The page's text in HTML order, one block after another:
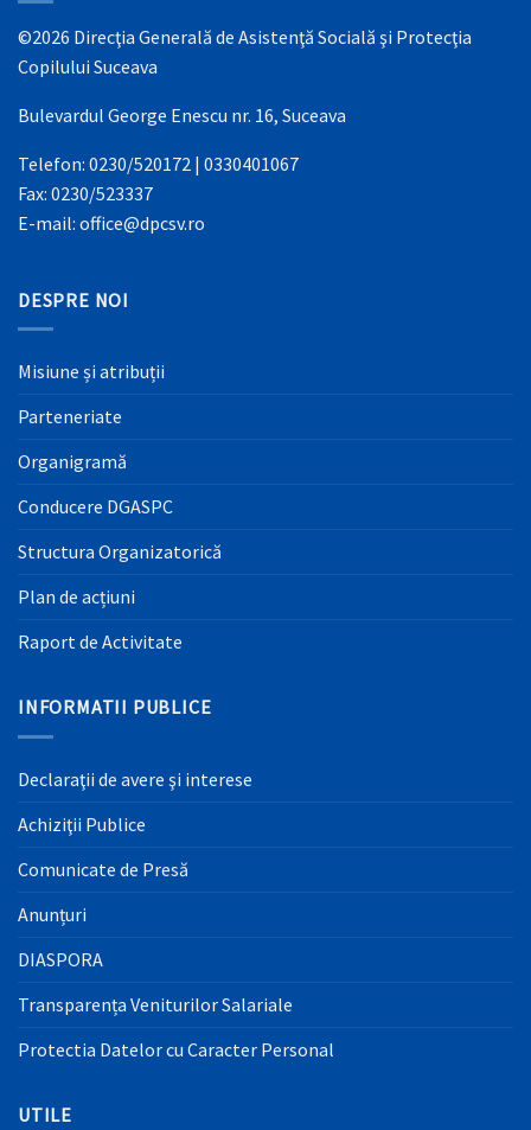
©2026 Direcţia Generală de Asistenţă Socială şi Protecţia
Copilului Suceava
Bulevardul George Enescu nr. 16, Suceava
Telefon: 0230/520172 | 0330401067
Fax: 0230/523337
E-mail: office@dpcsv.ro
DESPRE NOI
Misiune și atribuții
Parteneriate
Organigramă
Conducere DGASPC
Structura Organizatorică
Plan de acțiuni
Raport de Activitate
INFORMATII PUBLICE
Declaraţii de avere şi interese
Achiziţii Publice
Comunicate de Presă
Anunțuri
DIASPORA
Transparența Veniturilor Salariale
Protectia Datelor cu Caracter Personal
UTILE